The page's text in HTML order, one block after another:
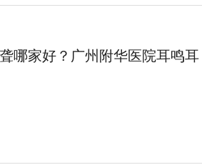
哪家好？广州附华医院耳鸣耳